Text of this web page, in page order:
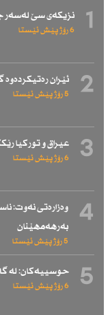
1 نزیكەی سێ لەسەر
6 رۆژ پێش ئێستا
2 ئێران
5 رۆژ پێش ئێستا
3 عیراق و توركیا
6 رۆژ پێش ئێستا
4
وەزارەتی نەوت:
بەرهەمهێنان
5 رۆژ پێش ئێستا
5 حوسییەكان: لە
6 رۆژ پێش ئێستا